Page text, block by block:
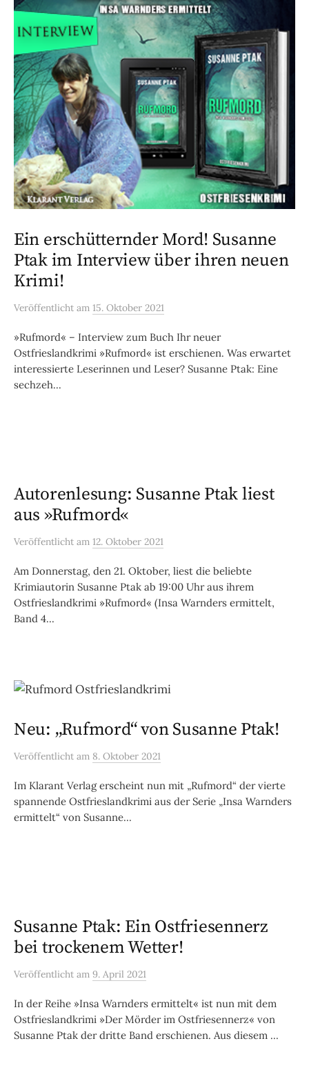
Ein erschütternder Mord! Susanne
Ptak im Interview über ihren neuen
Krimi!
Veröffentlicht am 15. Oktober 2021
»Rufmord« – Interview zum Buch Ihr neuer
Ostfrieslandkrimi »Rufmord« ist erschienen. Was erwartet
interessierte Leserinnen und Leser? Susanne Ptak: Eine
sechzeh...
Autorenlesung: Susanne Ptak liest
aus »Rufmord«
Veröffentlicht am 12. Oktober 2021
Am Donnerstag, den 21. Oktober, liest die beliebte
Krimiautorin Susanne Ptak ab 19:00 Uhr aus ihrem
Ostfrieslandkrimi »Rufmord« (Insa Warnders ermittelt,
Band 4...
Neu: „Rufmord“ von Susanne Ptak!
Veröffentlicht am 8. Oktober 2021
Im Klarant Verlag erscheint nun mit „Rufmord“ der vierte
spannende Ostfrieslandkrimi aus der Serie „Insa Warnders
ermittelt“ von Susanne...
Susanne Ptak: Ein Ostfriesennerz
bei trockenem Wetter!
Veröffentlicht am 9. April 2021
In der Reihe »Insa Warnders ermittelt« ist nun mit dem
Ostfrieslandkrimi »Der Mörder im Ostfriesennerz« von
Susanne Ptak der dritte Band erschienen. Aus diesem ...